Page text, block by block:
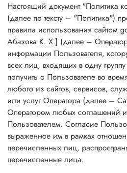
Настоящий документ "Политика
(далее по тексту – "Политика")
правила использования сайтом
Абазова К. Х.] (далее –
информации Пользователя,
всех лиц, входящих в одну
получить о Пользователе во
любого из сайтов, сервисов,
или услуг Оператора (далее –
Оператором любых соглашений
Пользователем. Согласие
выраженное им в рамках
перечисленных лиц,
перечисленные лица.